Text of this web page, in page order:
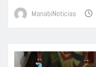
ManabiNoticias